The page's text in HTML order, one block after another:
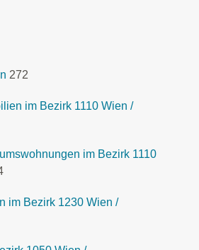
272
im Bezirk 1110 Wien /
im Bezirk 1110
im Bezirk 1230 Wien /